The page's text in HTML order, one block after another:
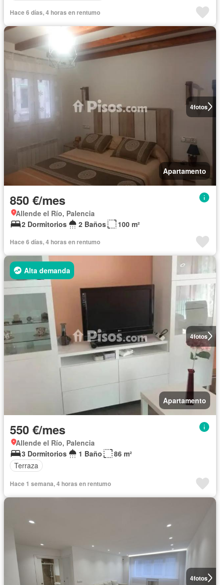
Hace 6 días, 4 horas en rentumo
4fotos
Apartamento
850 €/mes
Allende el Río, Palencia
2 Dormitorios
2 Baños 100 m²
Hace 6 días, 4 horas en rentumo
4fotos
Alta demanda
Apartamento
550 €/mes
Allende el Río, Palencia
3 Dormitorios
1 Baño
86 m²
Terraza
Hace 1 semana, 4 horas en rentumo
4fotos